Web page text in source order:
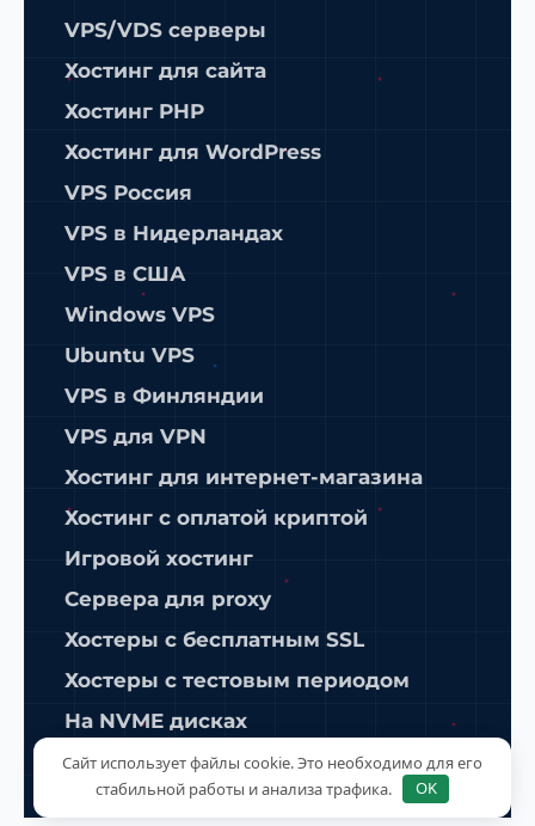
VPS/VDS серверы
Хостинг для сайта
Хостинг PHP
Хостинг для WordPress
VPS Россия
VPS в Нидерландах
VPS в США
Windows VPS
Ubuntu VPS
VPS в Финляндии
VPS для VPN
Хостинг для интернет-магазина
Хостинг с оплатой криптой
Игровой хостинг
Сервера для proxy
Хостеры с бесплатным SSL
Хостеры с тестовым периодом
На NVME дисках
ISPManager
Сайт использует файлы cookie. Это необходимо для его
стабильной работы и анализа трафика.
OK